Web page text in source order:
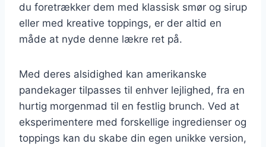
du foretrækker dem med klassisk smør og sirup
eller med kreative toppings, er der altid en
måde at nyde denne lækre ret på.
Med deres alsidighed kan amerikanske
pandekager tilpasses til enhver lejlighed, fra en
hurtig morgenmad til en festlig brunch. Ved at
eksperimentere med forskellige ingredienser og
toppings kan du skabe din egen unikke version,